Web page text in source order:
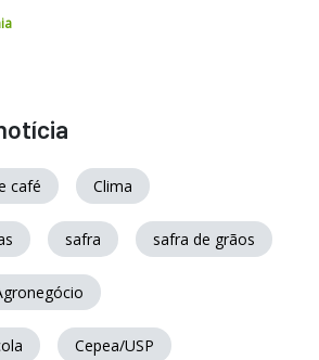
café Clima
safra safra de grãos
Cepea/USP